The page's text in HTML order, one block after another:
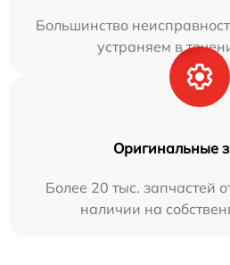
Большинство
устраняем в
Оригинальные
Более 20 тыс. запчастей
наличии на